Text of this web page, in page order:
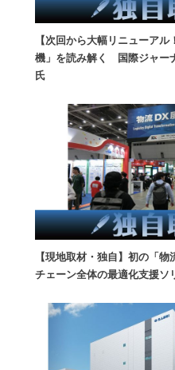
【次回から大幅リニューア
機」を読み解く 国際ジャー
氏
【現地取材・独自】初の「
チェーン全体の最適化支援ソ